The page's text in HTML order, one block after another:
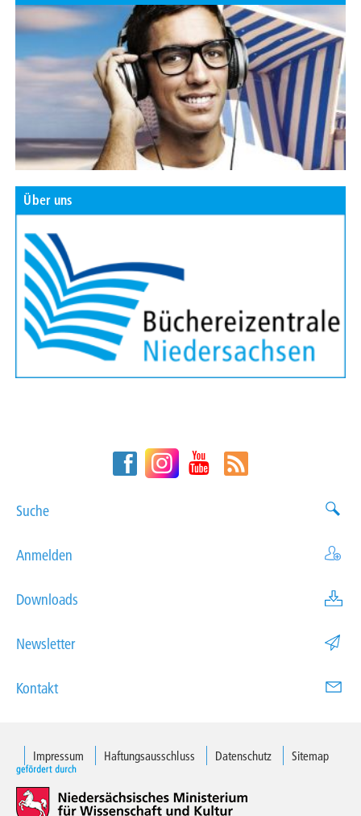
Über uns
Suche
Anmelden
Downloads
Newsletter
Kontakt
Impressum Haftungsausschluss Datenschutz Sitemap